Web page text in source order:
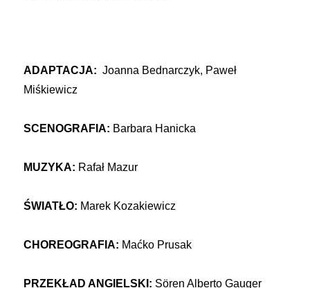
ADAPTACJA: Joanna Bednarczyk, Paweł
Miśkiewicz
SCENOGRAFIA: Barbara Hanicka
MUZYKA: Rafał Mazur
ŚWIATŁO: Marek Kozakiewicz
CHOREOGRAFIA: Maćko Prusak
PRZEKŁAD ANGIELSKI: Sören Alberto Gauger